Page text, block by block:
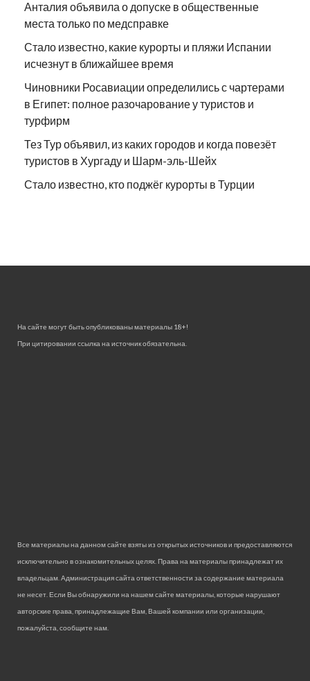
Анталия объявила о допуске в общественные
места только по медсправке
Стало известно, какие курорты и пляжи Испании
исчезнут в ближайшее время
Чиновники Росавиации определились с чартерами
в Египет: полное разочарование у туристов и
турфирм
Тез Тур объявил, из каких городов и когда повезёт
туристов в Хургаду и Шарм-эль-Шейх
Стало известно, кто поджёг курорты в Турции
На сайте могут быть опубликованы материалы 18+!
При цитировании ссылка на источник обязательна.
Все материалы на данном сайте взяты из открытых источников и предоставляются
исключительно в ознакомительных целях. Права на материалы принадлежат их
владельцам. Администрация сайта ответственности за содержание материала
не несет. Если Вы обнаружили на нашем сайте материалы, которые нарушают
авторские права, принадлежащие Вам, Вашей компании или организации,
пожалуйста, сообщите нам.